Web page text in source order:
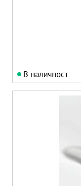
В наличност